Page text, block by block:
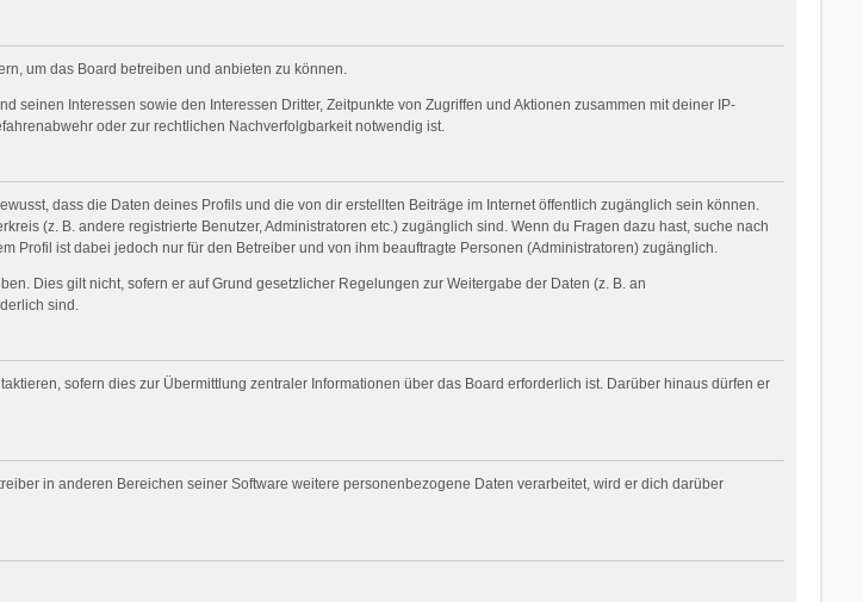
um das Board betreiben und anbieten zu können.
Interessen sowie den Interessen Dritter, Zeitpunkte von Zugriffen und Aktionen zusammen mit deiner IP-
oder zur rechtlichen Nachverfolgbarkeit notwendig ist.
dass die Daten deines Profils und die von dir erstellten Beiträge im Internet öffentlich zugänglich sein können.
(z. B. andere registrierte Benutzer, Administratoren etc.) zugänglich sind. Wenn du Fragen dazu hast, suche nach
ist dabei jedoch nur für den Betreiber und von ihm beauftragte Personen (Administratoren) zugänglich.
Dies gilt nicht, sofern er auf Grund gesetzlicher Regelungen zur Weitergabe der Daten (z. B. an
sind.
sofern dies zur Übermittlung zentraler Informationen über das Board erforderlich ist. Darüber hinaus dürfen er
in anderen Bereichen seiner Software weitere personenbezogene Daten verarbeitet, wird er dich darüber